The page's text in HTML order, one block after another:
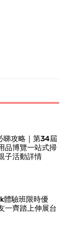
睇攻略｜第34屆
品博覽一站式掃
子活動詳情
體驗班限時優
一齊踏上伸展台